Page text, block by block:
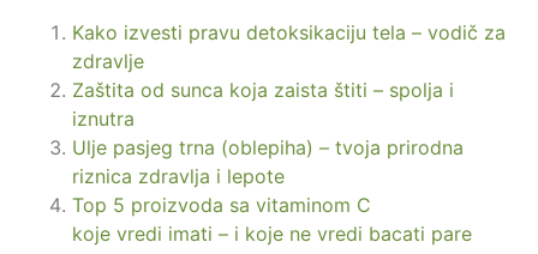
Kako izvesti pravu detoksikaciju tela – vodič za
zdravlje
Zaštita od sunca koja zaista štiti – spolja i
iznutra
Ulje pasjeg trna (oblepiha) – tvoja prirodna
riznica zdravlja i lepote
Top 5 proizvoda sa vitaminom C
koje vredi imati – i koje ne vredi bacati pare